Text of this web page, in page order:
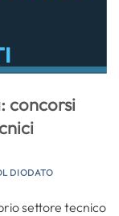
concorsi
DIODATO
settore tecnico